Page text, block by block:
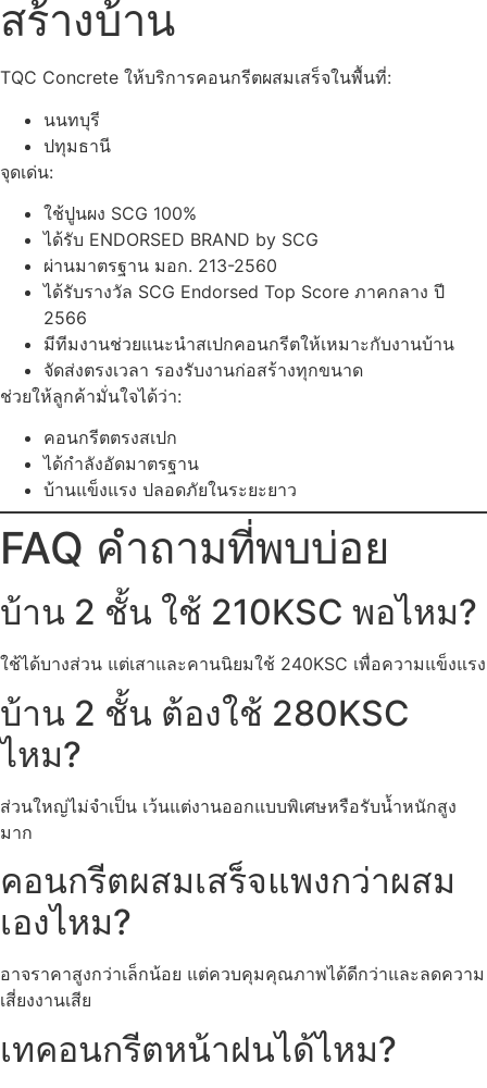
สร้างบ้าน
TQC Concrete ให้บริการคอนกรีตผสมเสร็จในพื้นที่:
นนทบุรี
ปทุมธานี
จุดเด่น:
ใช้ปูนผง SCG 100%
ได้รับ ENDORSED BRAND by SCG
ผ่านมาตรฐาน มอก. 213-2560
ได้รับรางวัล SCG Endorsed Top Score ภาคกลาง ปี
2566
มีทีมงานช่วยแนะนำสเปกคอนกรีตให้เหมาะกับงานบ้าน
จัดส่งตรงเวลา รองรับงานก่อสร้างทุกขนาด
ช่วยให้ลูกค้ามั่นใจได้ว่า:
คอนกรีตตรงสเปก
ได้กำลังอัดมาตรฐาน
บ้านแข็งแรง ปลอดภัยในระยะยาว
FAQ คำถามที่พบบ่อย
บ้าน 2 ชั้น ใช้ 210KSC พอไหม?
ใช้ได้บางส่วน แต่เสาและคานนิยมใช้ 240KSC เพื่อความแข็งแรง
บ้าน 2 ชั้น ต้องใช้ 280KSC
ไหม?
ส่วนใหญ่ไม่จำเป็น เว้นแต่งานออกแบบพิเศษหรือรับน้ำหนักสูง
มาก
คอนกรีตผสมเสร็จแพงกว่าผสม
เองไหม?
อาจราคาสูงกว่าเล็กน้อย แต่ควบคุมคุณภาพได้ดีกว่าและลดความ
เสี่ยงงานเสีย
เทคอนกรีตหน้าฝนได้ไหม?